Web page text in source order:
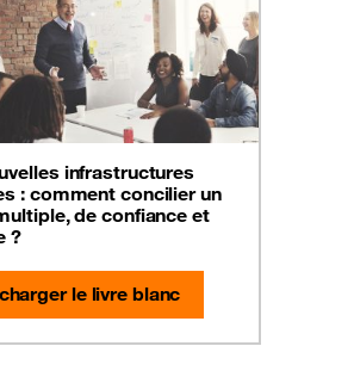
infrastructures
: comment concilier un
de confiance et
?
le livre blanc